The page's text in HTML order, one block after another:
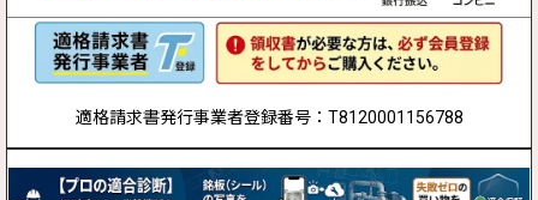
適格請求書発行事業者登録番号：T8120001156788